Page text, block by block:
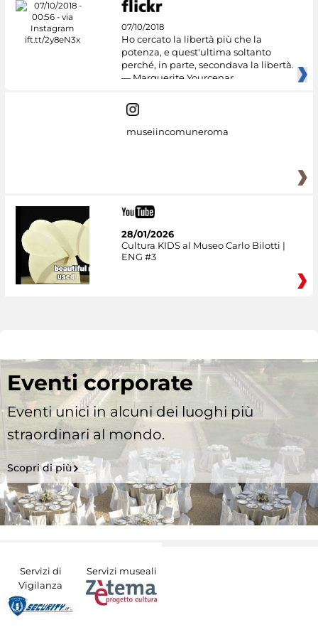
07/10/2018
Ho cercato la libertà più che la
potenza, e quest'ultima soltanto
perché, in parte, secondava la libertà.
— Marguerite Yourcenar
museiincomuneroma
28/01/2026
Cultura KIDS al Museo Carlo Bilotti |
ENG #3
Eventi corporate
Eventi unici in alcuni dei luoghi più
straordinari al mondo.
Scopri di più
Servizi di
Vigilanza
Servizi museali